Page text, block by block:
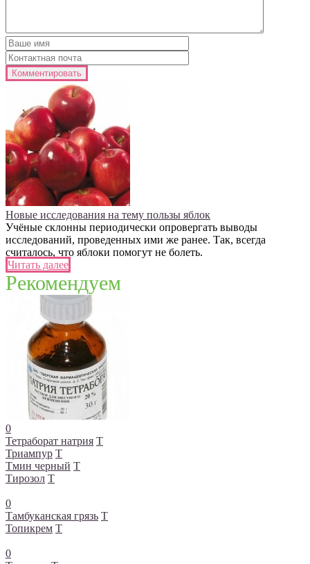
Новые исследования на тему пользы яблок
Учёные склонны периодически опровергать выводы
исследований, проведенных ими же ранее. Так, всегда
считалось, что яблоки помогут не болеть.
Читать далее
Рекомендуем
0
Тетраборат натрия Т
Триампур Т
Тмин черный Т
Тирозол Т
0
Тамбуканская грязь Т
Топикрем Т
0